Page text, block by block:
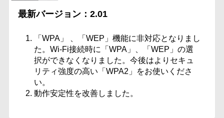
2.01
「WPA」 、「WEP」機能に非対応となりまし
た。Wi-Fi接続時に「WPA」、「WEP」の選
択ができなくなりました。今後はよりセキュ
リティ強度の高い「WPA2」をお使いくださ
い。
動作安定性を改善しました。